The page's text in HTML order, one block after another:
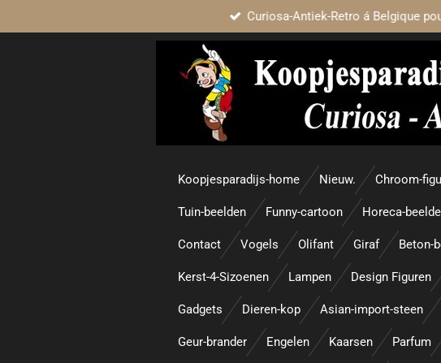
Curiosa-Antiek-Retro á Belgique
Koopjesparadijs-home Nieuw. Chroom-
Tuin-beelden Funny-cartoon Horeca-
Contact Vogels Olifant Giraf Beton-
Kerst-4-Sizoenen Lampen Design Figuren
Gadgets Dieren-kop Asian-import-steen
Geur-brander Engelen Kaarsen Parfum